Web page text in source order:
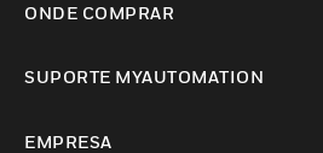
ONDE COMPRAR
SUPORTE MYAUTOMATION
EMPRESA